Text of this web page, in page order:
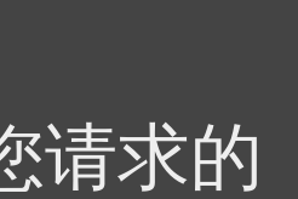
请求的